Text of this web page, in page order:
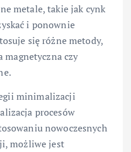
metale, takie jak cynk
i ponownie
się różne metody,
magnetyczna czy
minimalizacji
procesów
nowoczesnych
możliwe jest